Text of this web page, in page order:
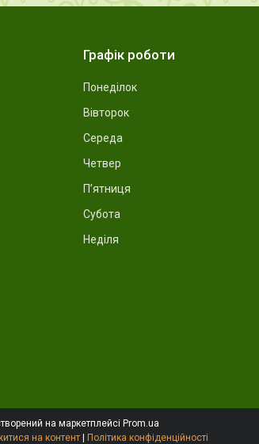
Графік роботи
Понеділок
Вівторок
Середа
Четвер
Пʼятниця
Субота
Неділя
на маркетплейсі Prom.ua
на контент | Політика конфіденційності